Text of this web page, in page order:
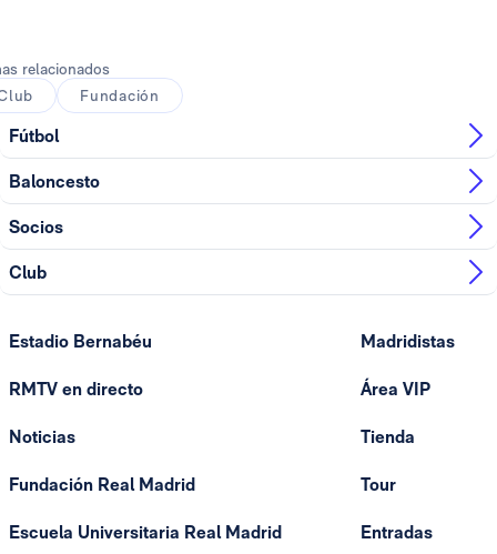
relacionados
Fundación
Fútbol
Baloncesto
Socios
Club
Estadio Bernabéu
RMTV en directo
Noticias
Fundación Real Madrid
Escuela Universitaria Real Madrid
Madridistas
Área VIP
Tienda
Tour
Entradas